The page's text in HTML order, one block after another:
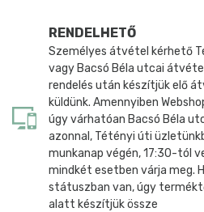
RENDELHETŐ
Személyes átvétel kérhető
vagy Bacsó Béla utcai
rendelés után készítjük elő
küldünk. Amennyiben
úgy várhatóan Bacsó Béla
azonnal, Tétényi úti
munkanap végén, 17:30-tól
mindkét esetben várja meg.
státuszban van, úgy
alatt készítjük össze